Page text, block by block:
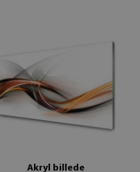
Akryl billede